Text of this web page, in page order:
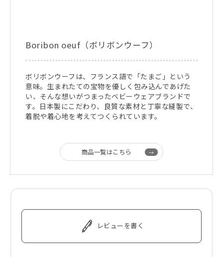
Boribon oeuf（ボリボンウーフ）
ボリボンウーフは、フランス語で「たまご」という
意味。生まれたての宝物を優しく包み込んであげた
い、そんな想いがつまったベビーウェアブランドで
す。日本製にこだわり、良質な素材と丁寧な縫製で、
着脱や着心地を考えてつくられています。
商品一覧はこちら
レビューを書く